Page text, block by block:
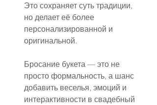
Это сохраняет суть традиции,
но делает её более
персонализированной и
оригинальной.
Бросание букета — это не
просто формальность, а шанс
добавить веселья, эмоций и
интерактивности в свадебный